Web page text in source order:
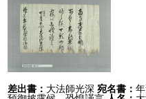
差出書： 大法師光深 宛名書：